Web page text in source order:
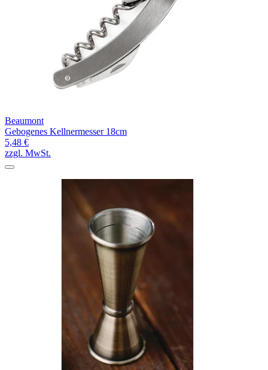
Beaumont
Gebogenes Kellnermesser 18cm
5,48 €
zzgl. MwSt.